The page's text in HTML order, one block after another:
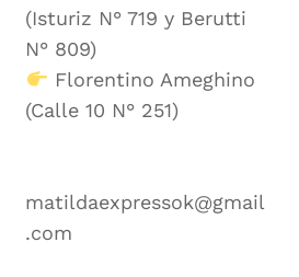
(Isturiz N° 719 y Berutti
N° 809)
Florentino Ameghino
(Calle 10 N° 251)
matildaexpressok@gmail
.com